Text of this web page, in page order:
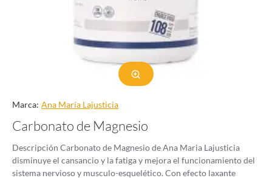
Marca: Ana Marí­a Lajusticia
Carbonato de Magnesio
Descripción Carbonato de Magnesio de Ana Maria Lajusticia
disminuye el cansancio y la fatiga y mejora el funcionamiento del
sistema nervioso y musculo-esquelético. Con efecto laxante